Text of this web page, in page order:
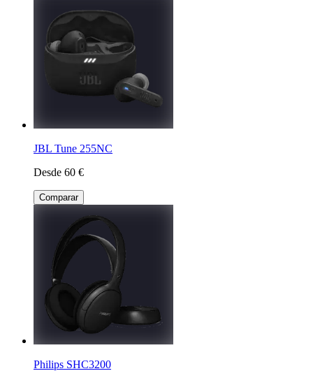
JBL Tune 255NC
Desde 60 €
Comparar
Philips SHC3200